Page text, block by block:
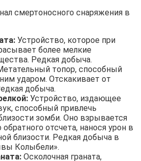
смертоносного снаряжения в
Устройство, которое при
более мелкие
Редкая добыча.
топор, способный
ударом. Отскакивает от
добыча.
Устройство, издающее
способный привлечь
зомби. Оно взрывается
обратного отсчета, нанося урон в
близости. Редкая добыча в
Колыбели».
Осколочная граната,